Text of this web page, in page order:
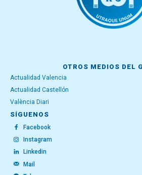
OTROS MEDIOS DEL
Actualidad Valencia
Actualidad Castellón
València Diari
SÍGUENOS
Facebook
Instagram
Linkedin
Mail